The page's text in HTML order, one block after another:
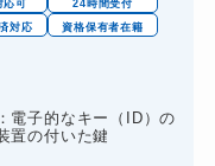
応可
24時間受付
対応
資格保有者在籍
電子的なキー（ID）の
置の付いた鍵